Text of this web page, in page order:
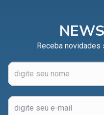
Receba novidades